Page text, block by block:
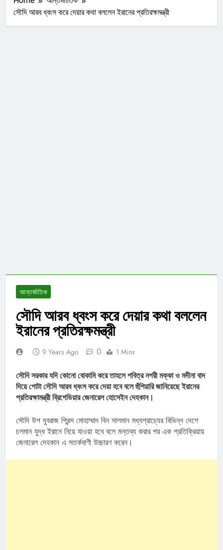
সৌদি আরব ধ্বংস করে দেয়ার কথা বললেন ইরানের প্রতিরক্ষমন্ত্রী
আন্তর্জাতিক
সৌদি আরব ধ্বংস করে দেয়ার কথা বললেন
ইরানের প্রতিরক্ষমন্ত্রী
9 Years Ago 0 1 Mins
সৌদি সরকার যদি কোনো বোকামি করে তাহলে পবিত্র নগরী মক্কা ও মদীনা বাদ
দিয়ে গোটা সৌদি আরব ধ্বংস করে দেয়া হবে বলে হুঁশিয়ারি জানিয়েছে ইরানের
প্রতিরক্ষামন্ত্রী ব্রিগেডিয়ার জেনারেল হোসেইন দেহকান।
সৌদি উপ যুবরাজ প্রিন্স মোহাম্মাদ বিন সালমান মধ্যপ্রাচ্যের বিভিন্ন দেশে
চলমান যুদ্ধ ইরানে নিয়ে যাওয়া হবে বলে মন্তব্য করার পর এক প্রতিক্রিয়ায়
জেনারেল দেহকান এ সতর্কবাণী উচ্চারণ করেন।